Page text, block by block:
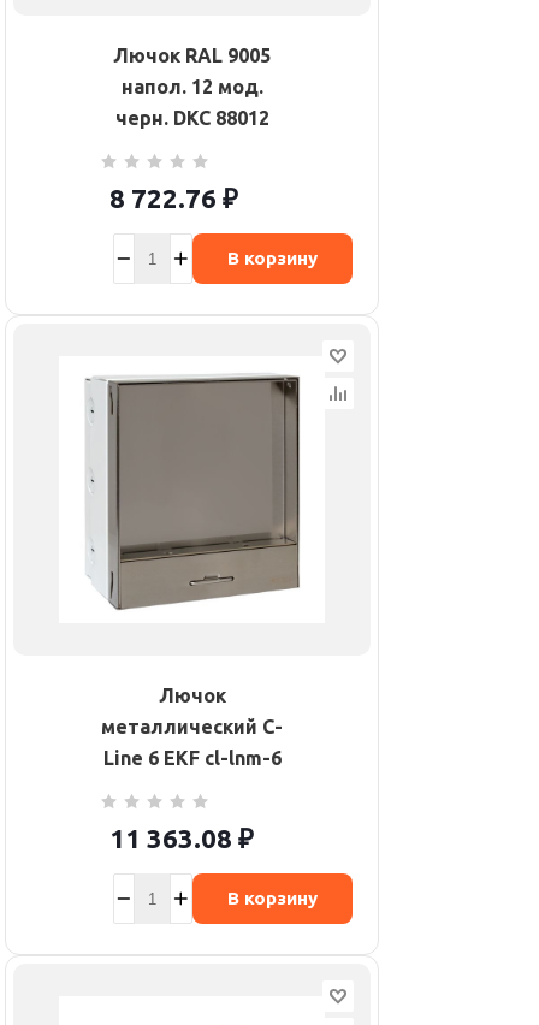
Лючок RAL 9005
напол. 12 мод.
черн. DKC 88012
8 722.76 ₽
В корзину
Лючок
металлический C-
Line 6 EKF cl-lnm-6
11 363.08 ₽
В корзину